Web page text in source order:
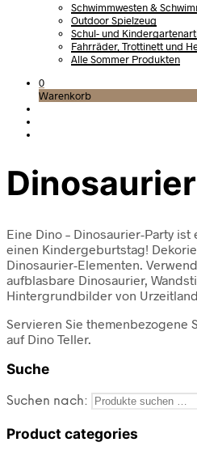
Schwimmwesten &
Outdoor Spielzeug
Schul- und
Fahrräder, Trottinett und
Alle Sommer Produkten
0
Warenkorb
Eine Dino – Dinosaurier-Party
einen Kindergeburtstag!
Dinosaurier-Elementen.
aufblasbare Dinosaurier,
Hintergrundbilder von
Servieren Sie themenbezogene
auf Dino Teller.
Suche
Suchen nach:
Product categories